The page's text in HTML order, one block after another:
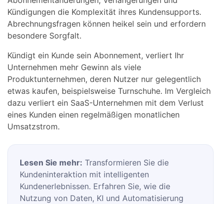
Kündigungen die Komplexität ihres Kundensupports.
Abrechnungsfragen können heikel sein und erfordern
besondere Sorgfalt.
Kündigt ein Kunde sein Abonnement, verliert Ihr
Unternehmen mehr Gewinn als viele
Produktunternehmen, deren Nutzer nur gelegentlich
etwas kaufen, beispielsweise Turnschuhe. Im Vergleich
dazu verliert ein SaaS-Unternehmen mit dem Verlust
eines Kunden einen regelmäßigen monatlichen
Umsatzstrom.
Lesen Sie mehr: Transformieren Sie die
Kundeninteraktion mit intelligenten
Kundenerlebnissen. Erfahren Sie, wie die
Nutzung von Daten, KI und Automatisierung